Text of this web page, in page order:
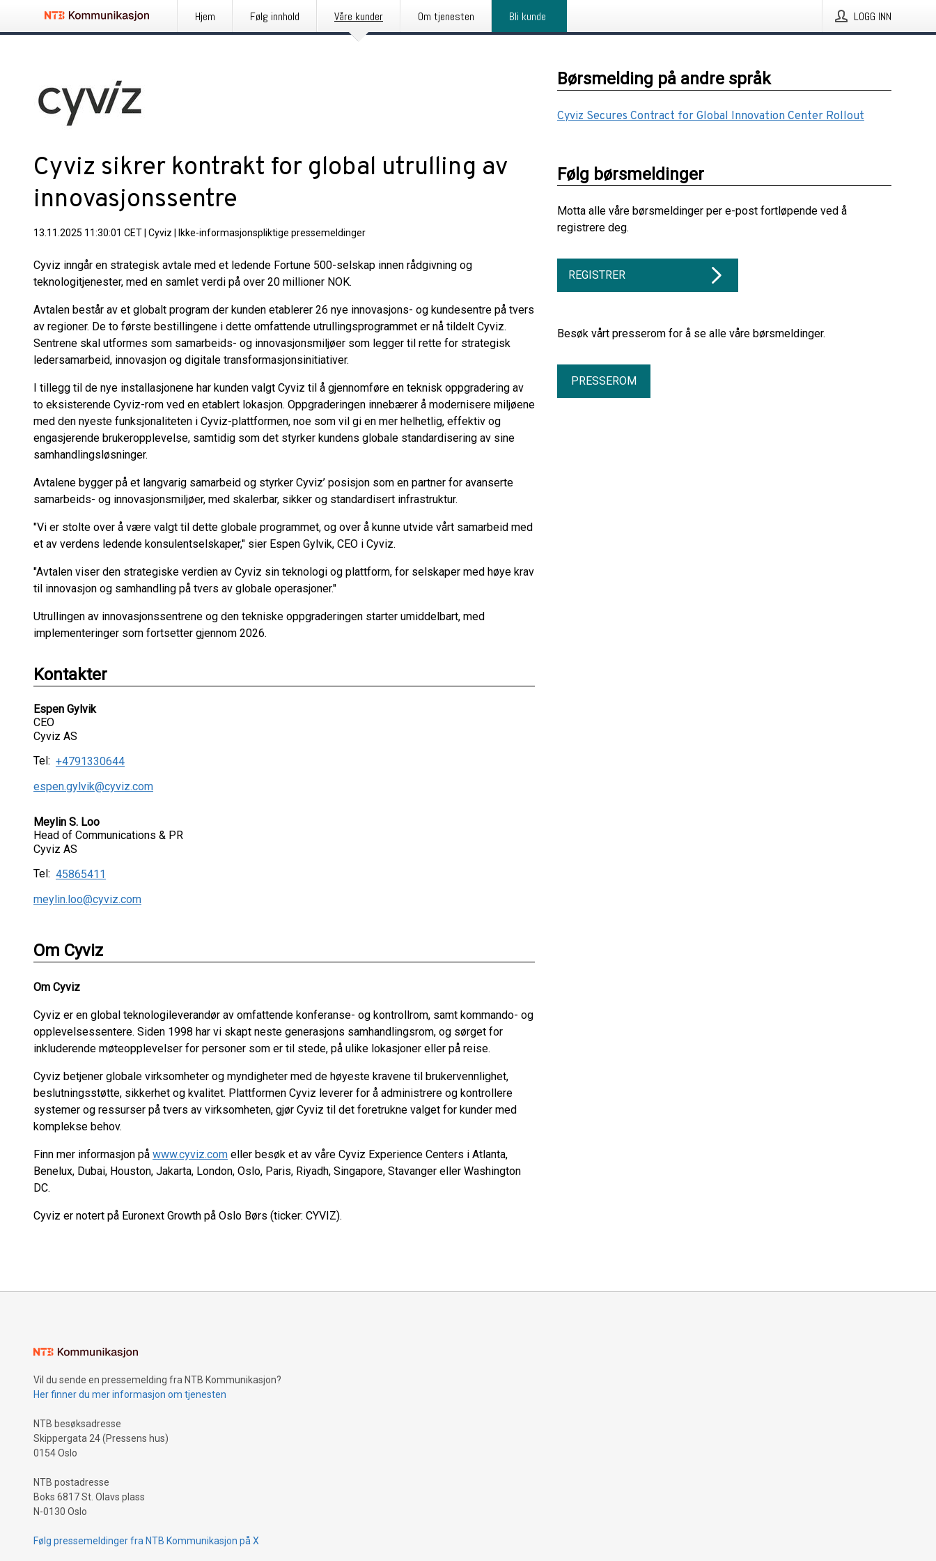
Hjem Følg innhold Våre kunder Om tjenesten Bli kunde LOGG INN
Cyviz sikrer kontrakt for global utrulling av
innovasjonssentre
13.11.2025 11:30:01 CET Cyviz Ikke-informasjonspliktige pressemeldinger
Cyviz inngår en strategisk avtale med et ledende Fortune 500-selskap innen rådgivning og
teknologitjenester, med en samlet verdi på over 20 millioner NOK.
Avtalen består av et globalt program der kunden etablerer 26 nye innovasjons- og kundesentre på tvers
av regioner. De to første bestillingene i dette omfattende utrullingsprogrammet er nå tildelt Cyviz.
Sentrene skal utformes som samarbeids- og innovasjonsmiljøer som legger til rette for strategisk
ledersamarbeid, innovasjon og digitale transformasjonsinitiativer.
I tillegg til de nye installasjonene har kunden valgt Cyviz til å gjennomføre en teknisk oppgradering av
to eksisterende Cyviz-rom ved en etablert lokasjon. Oppgraderingen innebærer å modernisere miljøene
med den nyeste funksjonaliteten i Cyviz-plattformen, noe som vil gi en mer helhetlig, effektiv og
engasjerende brukeropplevelse, samtidig som det styrker kundens globale standardisering av sine
samhandlingsløsninger.
Avtalene bygger på et langvarig samarbeid og styrker Cyviz’ posisjon som en partner for avanserte
samarbeids- og innovasjonsmiljøer, med skalerbar, sikker og standardisert infrastruktur.
"Vi er stolte over å være valgt til dette globale programmet, og over å kunne utvide vårt samarbeid med
et av verdens ledende konsulentselskaper," sier Espen Gylvik, CEO i Cyviz.
"Avtalen viser den strategiske verdien av Cyviz sin teknologi og plattform, for selskaper med høye krav
til innovasjon og samhandling på tvers av globale operasjoner."
Utrullingen av innovasjonssentrene og den tekniske oppgraderingen starter umiddelbart, med
implementeringer som fortsetter gjennom 2026.
Kontakter
Espen Gylvik
CEO
Cyviz AS
Tel: +4791330644
espen.gylvik@cyviz.com
Meylin S. Loo
Head of Communications & PR
Cyviz AS
Tel: 45865411
meylin.loo@cyviz.com
Om Cyviz
Om Cyviz
Cyviz er en global teknologileverandør av omfattende konferanse- og kontrollrom, samt kommando- og
opplevelsessentere. Siden 1998 har vi skapt neste generasjons samhandlingsrom, og sørget for
inkluderende møteopplevelser for personer som er til stede, på ulike lokasjoner eller på reise.
Cyviz betjener globale virksomheter og myndigheter med de høyeste kravene til brukervennlighet,
beslutningsstøtte, sikkerhet og kvalitet. Plattformen Cyviz leverer for å administrere og kontrollere
systemer og ressurser på tvers av virksomheten, gjør Cyviz til det foretrukne valget for kunder med
komplekse behov.
Finn mer informasjon på www.cyviz.com eller besøk et av våre Cyviz Experience Centers i Atlanta,
Benelux, Dubai, Houston, Jakarta, London, Oslo, Paris, Riyadh, Singapore, Stavanger eller Washington
DC.
Cyviz er notert på Euronext Growth på Oslo Børs (ticker: CYVIZ).
Børsmelding på andre språk
Cyviz Secures Contract for Global Innovation Center Rollout
Følg børsmeldinger
Motta alle våre børsmeldinger per e-post fortløpende ved å
registrere deg.
REGISTRER
Besøk vårt presserom for å se alle våre børsmeldinger.
PRESSEROM
Vil du sende en pressemelding fra NTB Kommunikasjon?
Her finner du mer informasjon om tjenesten
NTB besøksadresse
Skippergata 24 (Pressens hus)
0154 Oslo
NTB postadresse
Boks 6817 St. Olavs plass
N-0130 Oslo
Følg pressemeldinger fra NTB Kommunikasjon på X